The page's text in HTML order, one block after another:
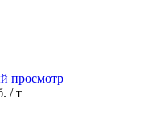
просмотр
/ т